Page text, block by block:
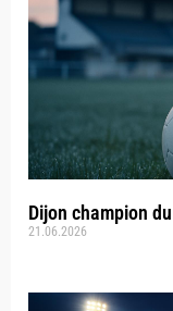
Dijon champion
21.06.2026